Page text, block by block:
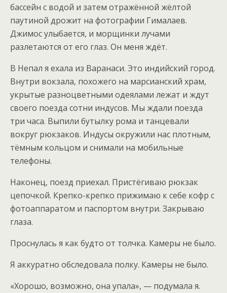
бассейн с водой и затем отражённой жёлтой
паутиной дрожит на фотографии Гималаев.
Джимос улыбается, и морщинки лучами
разлетаются от его глаз. Он меня ждёт.
В Непал я ехала из Варанаси. Это индийский город.
Внутри вокзала, похожего на марсианский храм,
укрытые разноцветными одеялами лежат и ждут
своего поезда сотни индусов. Мы ждали поезда
три часа. Выпили бутылку рома и танцевали
вокруг рюкзаков. Индусы окружили нас плотным,
тёмным кольцом и снимали на мобильные
телефоны.
Наконец, поезд приехал. Пристёгиваю рюкзак
цепочкой. Крепко-крепко прижимаю к себе кофр с
фотоаппаратом и паспортом внутри. Закрываю
глаза.
Проснулась я как будто от толчка. Камеры не было.
Я аккуратно обследовала полку. Камеры не было.
«Хорошо, возможно, она упала», — подумала я.